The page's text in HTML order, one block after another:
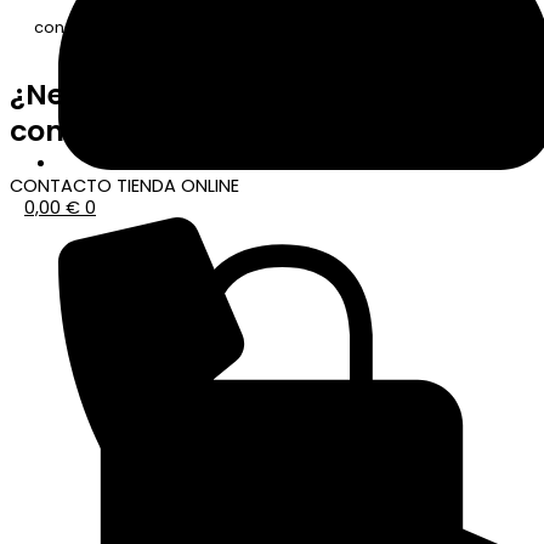
0,00 € 0
¿Necesitas ponerte en contacto
con nosotros?
CONTACTO TIENDA ONLINE